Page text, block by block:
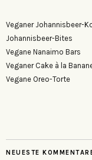
Veganer Johannisbeer-
Johannisbeer-Bites
Vegane Nanaimo Bars
Veganer Cake à la
Vegane Oreo-Torte
NEUESTE